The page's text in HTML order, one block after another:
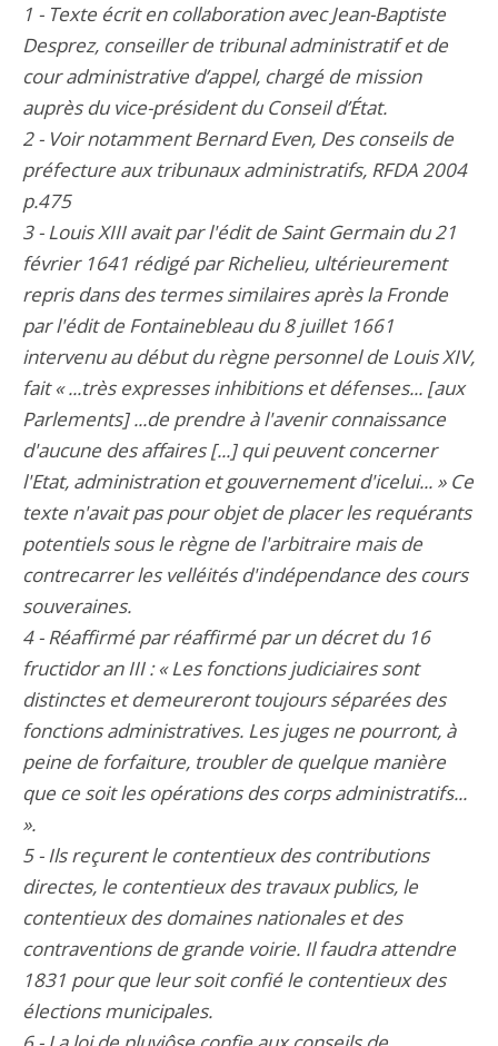
1 - Texte écrit en collaboration avec Jean-Baptiste
Desprez, conseiller de tribunal administratif et de
cour administrative d’appel, chargé de mission
auprès du vice-président du Conseil d’État.
2 - Voir notamment Bernard Even, Des conseils de
préfecture aux tribunaux administratifs, RFDA 2004
p.475
3 - Louis XIII avait par l'édit de Saint Germain du 21
février 1641 rédigé par Richelieu, ultérieurement
repris dans des termes similaires après la Fronde
par l'édit de Fontainebleau du 8 juillet 1661
intervenu au début du règne personnel de Louis XIV,
fait « ...très expresses inhibitions et défenses... [aux
Parlements] ...de prendre à l'avenir connaissance
d'aucune des affaires [...] qui peuvent concerner
l'Etat, administration et gouvernement d'icelui... » Ce
texte n'avait pas pour objet de placer les requérants
potentiels sous le règne de l'arbitraire mais de
contrecarrer les velléités d'indépendance des cours
souveraines.
4 - Réaffirmé par réaffirmé par un décret du 16
fructidor an III : « Les fonctions judiciaires sont
distinctes et demeureront toujours séparées des
fonctions administratives. Les juges ne pourront, à
peine de forfaiture, troubler de quelque manière
que ce soit les opérations des corps administratifs...
».
5 - Ils reçurent le contentieux des contributions
directes, le contentieux des travaux publics, le
contentieux des domaines nationales et des
contraventions de grande voirie. Il faudra attendre
1831 pour que leur soit confié le contentieux des
élections municipales.